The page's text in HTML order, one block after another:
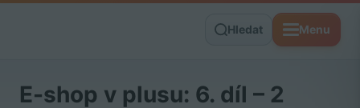
Hledat Menu
E-shop v plusu: 6. díl – 2